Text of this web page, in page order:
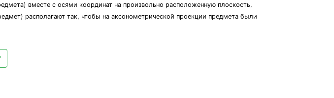
вместе с осями координат на произвольно расположенную плоскость,
располагают так, чтобы на аксонометрической проекции предмета были